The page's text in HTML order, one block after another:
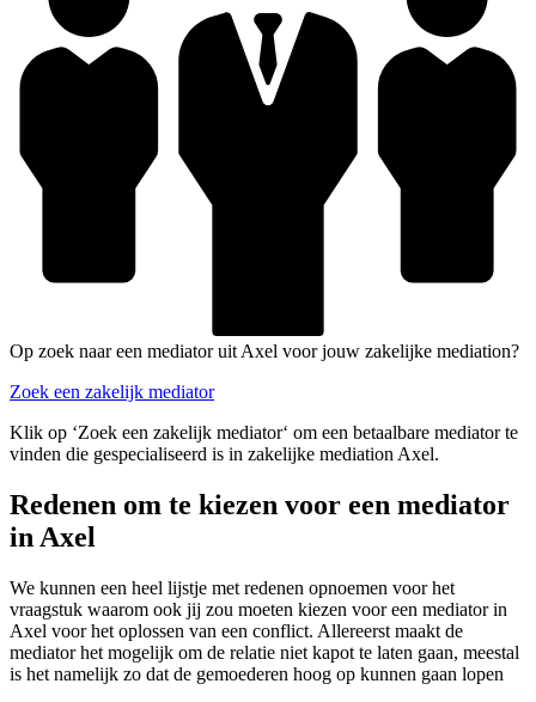
Op zoek naar een mediator uit Axel voor jouw zakelijke mediation?
Zoek een zakelijk mediator
Klik op ‘Zoek een zakelijk mediator‘ om een betaalbare mediator te
vinden die gespecialiseerd is in zakelijke mediation Axel.
Redenen om te kiezen voor een mediator
in Axel
We kunnen een heel lijstje met redenen opnoemen voor het
vraagstuk waarom ook jij zou moeten kiezen voor een mediator in
Axel voor het oplossen van een conflict. Allereerst maakt de
mediator het mogelijk om de relatie niet kapot te laten gaan, meestal
is het namelijk zo dat de gemoederen hoog op kunnen gaan lopen